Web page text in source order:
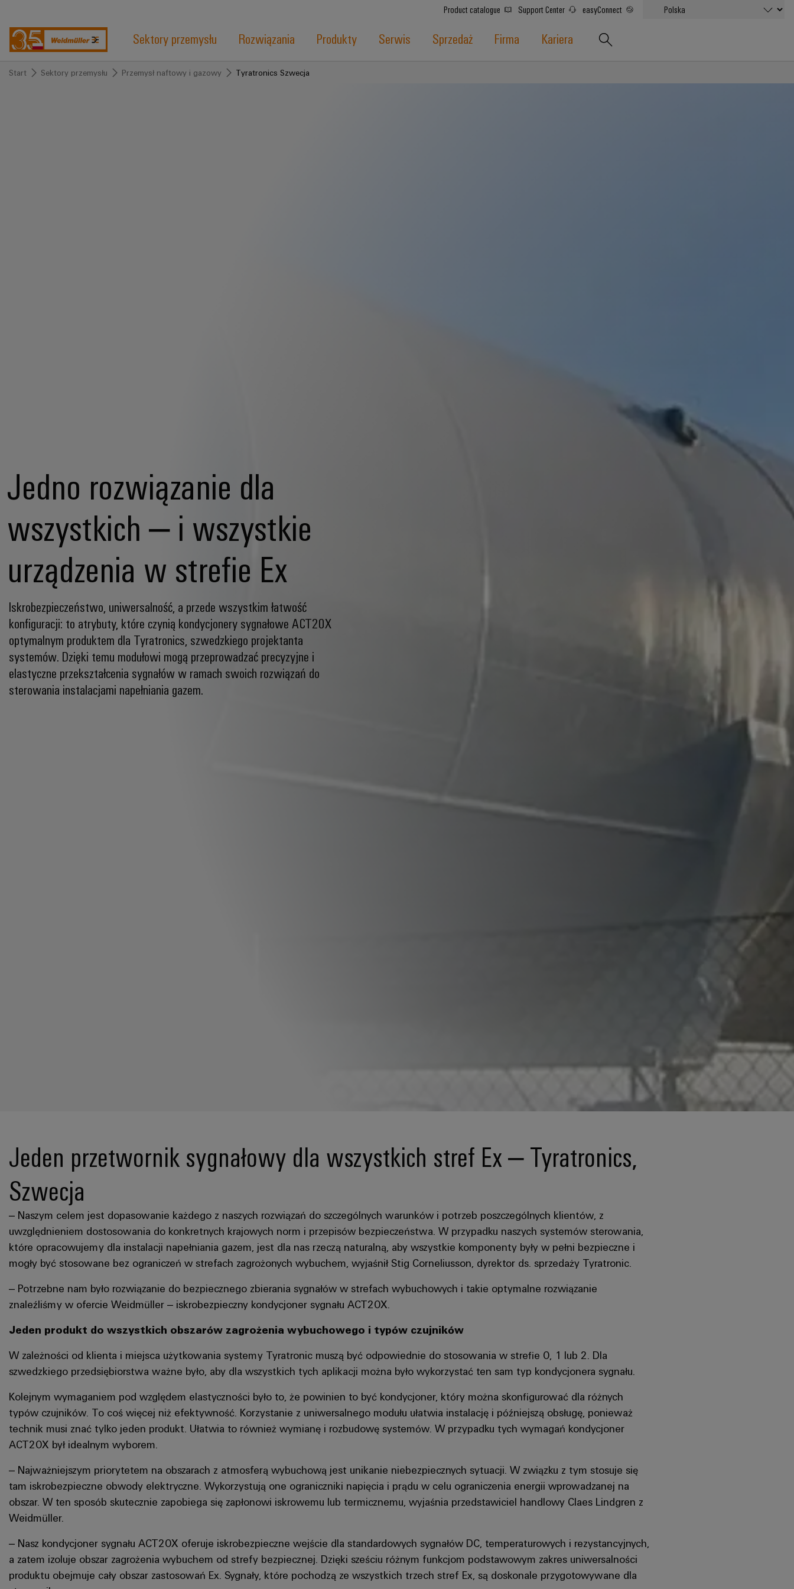
Product catalogue Support Center easyConnect
Sektory przemysłu Rozwiązania Produkty Serwis Sprzedaż Firma Kariera
Start Sektory przemysłu Przemysł naftowy i gazowy Tyratronics Szwecja
Jedno rozwiązanie dla
wszystkich – i wszystkie
urządzenia w strefie Ex
Iskrobezpieczeństwo, uniwersalność, a przede wszystkim łatwość
konfiguracji: to atrybuty, które czynią kondycjonery sygnałowe ACT20X
optymalnym produktem dla Tyratronics, szwedzkiego projektanta
systemów. Dzięki temu modułowi mogą przeprowadzać precyzyjne i
elastyczne przekształcenia sygnałów w ramach swoich rozwiązań do
sterowania instalacjami napełniania gazem.
Jeden przetwornik sygnałowy dla wszystkich stref Ex – Tyratronics,
Szwecja
– Naszym celem jest dopasowanie każdego z naszych rozwiązań do szczególnych warunków i potrzeb poszczególnych klientów, z
uwzględnieniem dostosowania do konkretnych krajowych norm i przepisów bezpieczeństwa. W przypadku naszych systemów sterowania,
które opracowujemy dla instalacji napełniania gazem, jest dla nas rzeczą naturalną, aby wszystkie komponenty były w pełni bezpieczne i
mogły być stosowane bez ograniczeń w strefach zagrożonych wybuchem, wyjaśnił Stig Corneliusson, dyrektor ds. sprzedaży Tyratronic.
– Potrzebne nam było rozwiązanie do bezpiecznego zbierania sygnałów w strefach wybuchowych i takie optymalne rozwiązanie
znaleźliśmy w ofercie Weidmüller – iskrobezpieczny kondycjoner sygnału ACT20X.
Jeden produkt do wszystkich obszarów zagrożenia wybuchowego i typów czujników
W zależności od klienta i miejsca użytkowania systemy Tyratronic muszą być odpowiednie do stosowania w strefie 0, 1 lub 2. Dla
szwedzkiego przedsiębiorstwa ważne było, aby dla wszystkich tych aplikacji można było wykorzystać ten sam typ kondycjonera sygnału.
Kolejnym wymaganiem pod względem elastyczności było to, że powinien to być kondycjoner, który można skonfigurować dla różnych
typów czujników. To coś więcej niż efektywność. Korzystanie z uniwersalnego modułu ułatwia instalację i późniejszą obsługę, ponieważ
technik musi znać tylko jeden produkt. Ułatwia to również wymianę i rozbudowę systemów. W przypadku tych wymagań kondycjoner
ACT20X był idealnym wyborem.
– Najważniejszym priorytetem na obszarach z atmosferą wybuchową jest unikanie niebezpiecznych sytuacji. W związku z tym stosuje się
tam iskrobezpieczne obwody elektryczne. Wykorzystują one ograniczniki napięcia i prądu w celu ograniczenia energii wprowadzanej na
obszar. W ten sposób skutecznie zapobiega się zapłonowi iskrowemu lub termicznemu, wyjaśnia przedstawiciel handlowy Claes Lindgren z
Weidmüller.
– Nasz kondycjoner sygnału ACT20X oferuje iskrobezpieczne wejście dla standardowych sygnałów DC, temperaturowych i rezystancyjnych,
a zatem izoluje obszar zagrożenia wybuchem od strefy bezpiecznej. Dzięki sześciu różnym funkcjom podstawowym zakres uniwersalności
produktu obejmuje cały obszar zastosowań Ex. Sygnały, które pochodzą ze wszystkich trzech stref Ex, są doskonale przygotowywane dla